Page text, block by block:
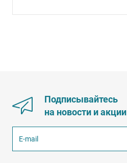
Подписывайтесь
на новости и акции